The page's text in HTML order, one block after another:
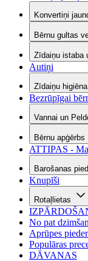
Konvertiņi
Bērnu gultas
Zīdaiņu istaba
Autiņi
Zīdaiņu higiēna
Bezrūpīgai
Vannai un
Bērnu apģērbs
ATTIPAS -
Barošanas
Knupīši
Rotaļlietas
No pat
Aprūpes
Populāras
DĀVANAS